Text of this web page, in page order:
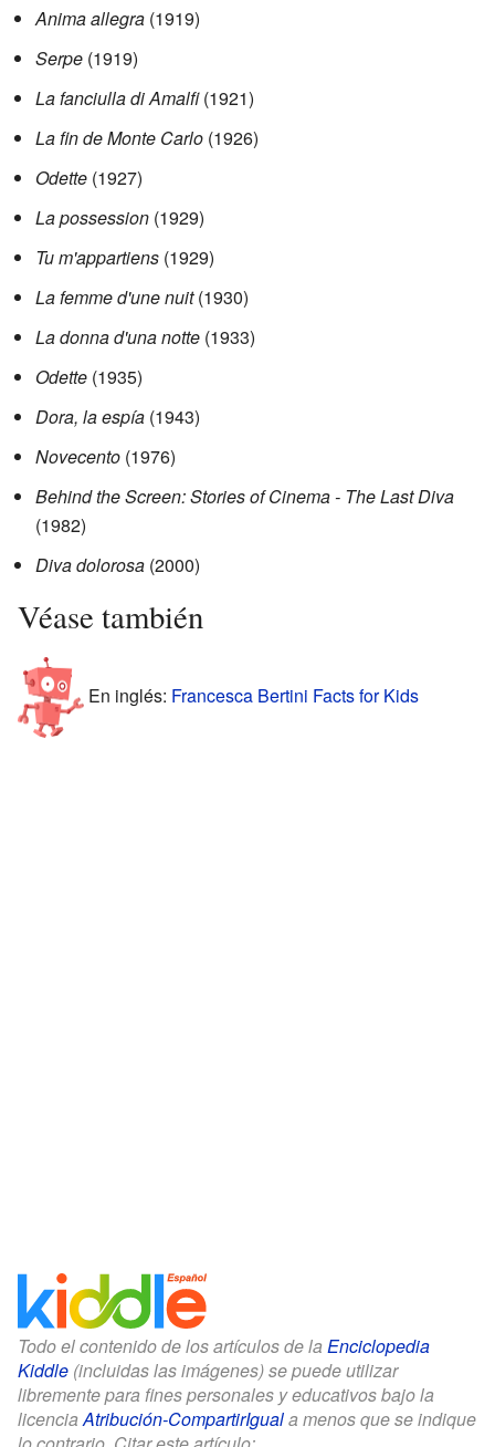
Anima allegra (1919)
Serpe (1919)
La fanciulla di Amalfi(1921)
La fin de Monte Carlo (1926)
Odette (1927)
La possession (1929)
Tu m'appartiens (1929)
La femme d'une nuit(1930)
La donna d'una notte (1933)
Odette (1935)
Dora, la espía (1943)
Novecento (1976)
Behind the Screen: Stories of Cinema - The Last Diva
(1982)
Diva dolorosa (2000)
Véase también
En inglés: Francesca Bertini Facts for Kids
Todo el contenido de los artículos de la Enciclopedia
Kiddle (incluidas las imágenes) se puede utilizar
libremente para fines personales y educativos bajo la
licenciaAtribución-CompartirIguala menos que se indique